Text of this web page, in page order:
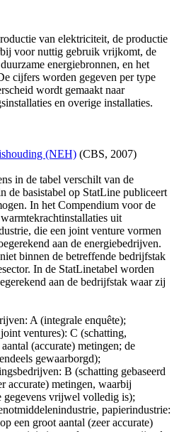
van elektriciteit, de productie
voor nuttig gebruik vrijkomt, de
energiebronnen, en het
cijfers worden gegeven per type
wordt gemaakt naar
en overige installaties.
(NEH) (CBS, 2007)
in de tabel verschilt van de
de basistabel op StatLine publiceert
In het Compendium voor de
uit
die een joint venture vormen
aan de energiebedrijven.
binnen de betreffende bedrijfstak
In de StatLinetabel worden
aan de bedrijfstak waar zij
A (integrale enquête);
ventures): C (schatting,
(accurate) metingen; de
gewaarborgd);
B (schatting gebaseerd
accurate) metingen, waarbij
gegevens vrijwel volledig is);
papierindustrie:
een groot aantal (zeer accurate)